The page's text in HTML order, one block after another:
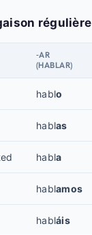
régulière
-AR
(HABLAR)
hablo
hablas
habla
hablamos
habláis